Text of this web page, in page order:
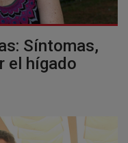
Síntomas,
el hígado